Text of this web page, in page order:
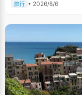
旅行 • 2026/8/6